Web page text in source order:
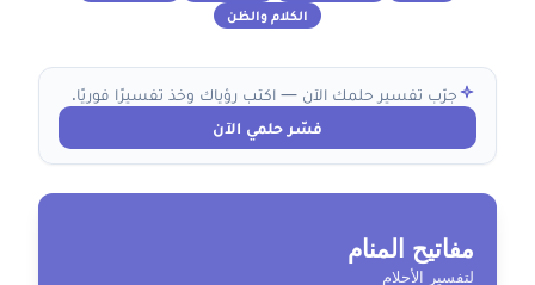
الكلام والظن
جرّب تفسير حلمك الآن — اكتب رؤياك وخذ تفسيرًا فوريًا.
فسّر حلمي الآن